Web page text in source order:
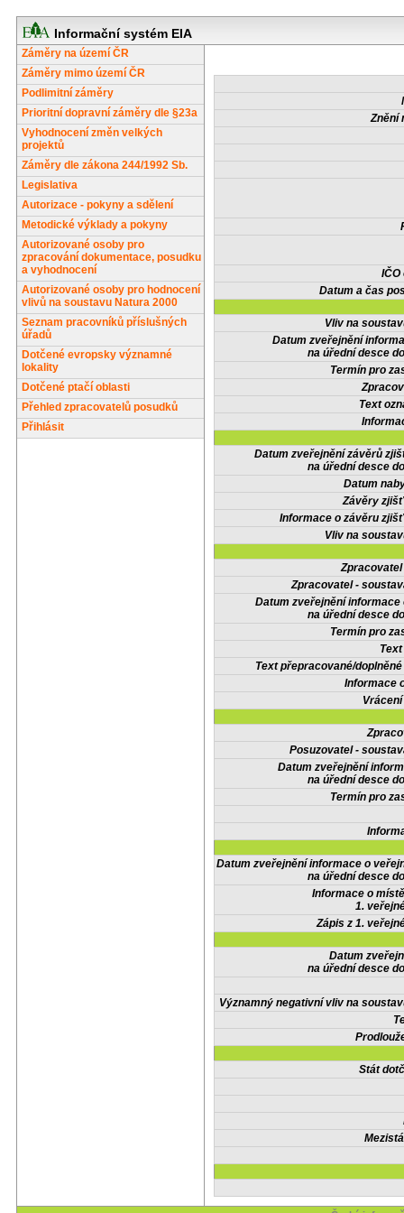
Informační systém EIA
Záměry na území ČR
Záměry mimo území ČR
Podlimitní záměry
Prioritní dopravní záměry dle §23a
Vyhodnocení změn velkých
projektů
Záměry dle zákona 244/1992 Sb.
Legislativa
Autorizace - pokyny a sdělení
Metodické výklady a pokyny
Autorizované osoby pro
zpracování dokumentace, posudku
a vyhodnocení
Autorizované osoby pro hodnocení
vlivů na soustavu Natura 2000
Seznam pracovníků příslušných
úřadů
Dotčené evropsky významné
lokality
Dotčené ptačí oblasti
Přehled zpracovatelů posudků
Přihlásit
Znění
IČO
Datum a čas
Vliv na
Datum zveřejnění
na úřední desce
Termín pro
Text
Datum zveřejnění závěrů
na úřední desce
Datum
Závěry
Informace o závěru
Vliv na
Zpracovatel -
Datum zveřejnění informace
na úřední desce
Termín pro
Text přepracované/
Informace
Posuzovatel -
Datum zveřejnění
na úřední desce
Termín pro
Datum zveřejnění informace o
na úřední desce
Informace o
1.
Zápis z 1.
Datum
na úřední desce
Významný negativní vliv na
Stát